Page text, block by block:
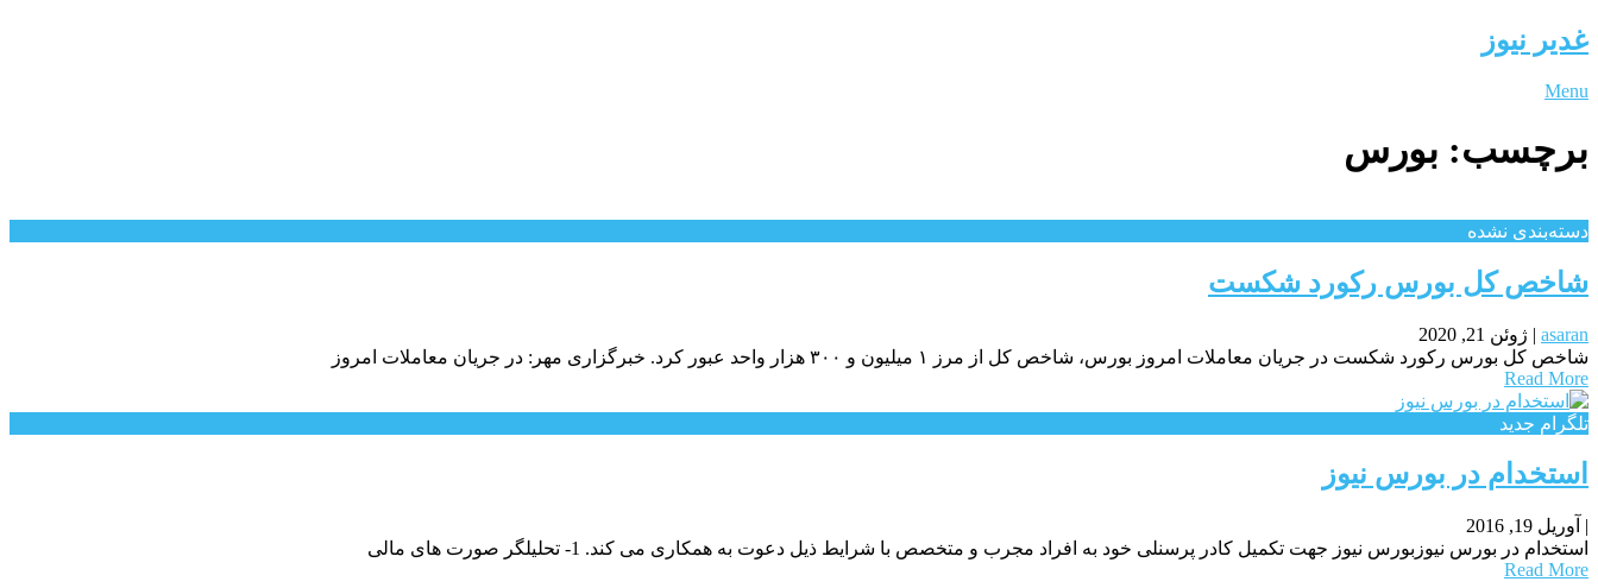
غدیر نیوز
Menu
برچسب: بورس
دسته‌بندی نشده
شاخص کل بورس رکورد شکست
asaran
| ژوئن 21, 2020
شاخص کل بورس رکورد شکست در جریان معاملات امروز بورس، شاخص کل از مرز ۱ میلیون و ۳۰۰ هزار واحد عبور کرد. خبرگزاری مهر: در جریان معاملات امروز
Read More
تلگرام جدید
استخدام در بورس نیوز
| آوریل 19, 2016
استخدام در بورس نیوزبورس نیوز جهت تکمیل کادر پرسنلی خود به افراد مجرب و متخصص با شرایط ذیل دعوت به همکاری می کند. 1- تحلیلگر صورت های مالی
Read More